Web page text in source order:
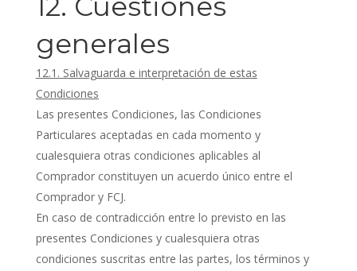
generales
12.1. Salvaguarda e interpretación de estas
Condiciones
Las presentes Condiciones, las Condiciones
Particulares aceptadas en cada momento y
cualesquiera otras condiciones aplicables al
Comprador constituyen un acuerdo único entre el
Comprador y FCJ.
En caso de contradicción entre lo previsto en las
presentes Condiciones y cualesquiera otras
condiciones suscritas entre las partes, los términos y